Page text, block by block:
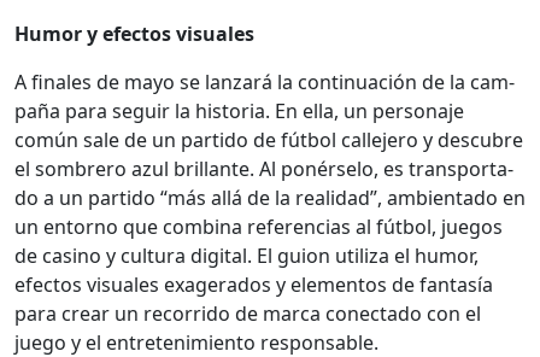
Humor y efec­tos visuales
A finales de mayo se lan­zará la con­tin­uación de la cam­
paña para seguir la his­to­ria. En ella, un per­son­aje
común sale de un par­tido de fút­bol calle­jero y des­cubre
el som­brero azul bril­lante. Al ponérse­lo, es trans­porta­
do a un par­tido “más allá de la real­i­dad”, ambi­en­ta­do en
un entorno que com­bi­na ref­er­en­cias al fút­bol, jue­gos
de casi­no y cul­tura dig­i­tal. El guion uti­liza el humor,
efec­tos visuales exager­a­dos y ele­men­tos de fan­tasía
para crear un recor­ri­do de mar­ca conec­ta­do con el
juego y el entreten­imien­to respon­s­able.